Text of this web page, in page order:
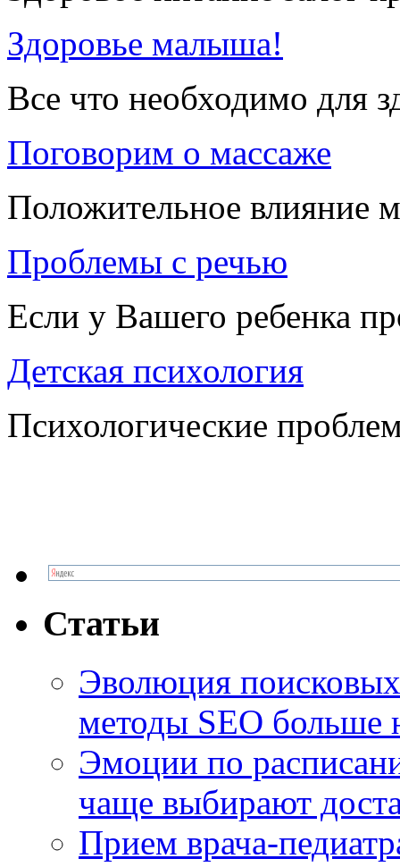
Здоровье малыша!
Все что необходимо для
Поговорим о массаже
Положительное влияние
Проблемы с речью
Если у Вашего ребенка
Детская психология
Психологические
Статьи
Эволюция
методы SEO больше
Эмоции по
чаще выбирают
Прием врача-